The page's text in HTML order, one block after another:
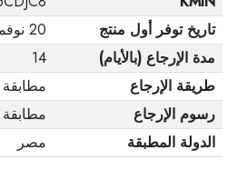
تاريخ توفر أول منتج
20 نوفمبر 2025
مدة الإرجاع (بالأيام)
14
طريقة الإرجاع
رسوم الإرجاع
الدولة المطبقة
مصر